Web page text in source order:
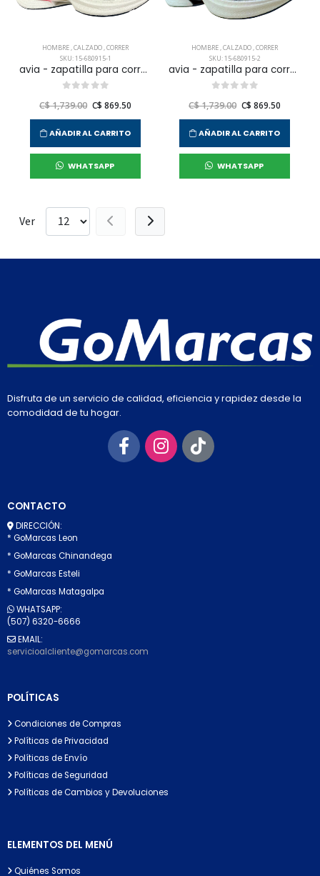
HOMBRE,CALZADO,CORRER
SKU: 15-680915-1
avia - zapatilla para correr rigel para hombre
C$ 1,739.00 C$ 869.50
AÑADIR AL CARRITO
WHATSAPP
HOMBRE,CALZADO,CORRER
SKU: 15-680915-2
avia - zapatilla para correr rigel para hombre
C$ 1,739.00 C$ 869.50
AÑADIR AL CARRITO
WHATSAPP
Ver
Disfruta de un servicio de calidad, eficiencia y rapidez desde la
comodidad de tu hogar.
CONTACTO
DIRECCIÓN:
* GoMarcas Leon
* GoMarcas Chinandega
* GoMarcas Esteli
* GoMarcas Matagalpa
WHATSAPP:
(507) 6320-6666
EMAIL:
servicioalcliente@gomarcas.com
POLÍTICAS
Condiciones de Compras
Políticas de Privacidad
Políticas de Envío
Políticas de Seguridad
Políticas de Cambios y Devoluciones
ELEMENTOS DEL MENÚ
Quiénes Somos